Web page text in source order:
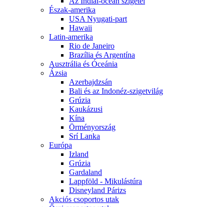
Észak-amerika
USA Nyugati-part
Hawaii
Latin-amerika
Rio de Janeiro
Brazília és Argentína
Ausztrália és Óceánia
Ázsia
Azerbajdzsán
Bali és az Indonéz-szigetvilág
Grúzia
Kaukázusi
Kína
Örményország
Srí Lanka
Európa
Izland
Grúzia
Gardaland
Lappföld - Mikulástúra
Disneyland Párizs
Akciós csoportos utak